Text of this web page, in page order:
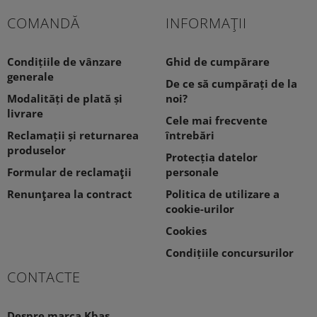
COMANDĂ
Condițiile de vânzare
generale
Modalități de plată și
livrare
Reclamații și returnarea
produselor
Formular de reclamaţii
Renunţarea la contract
INFORMAŢII
Ghid de cumpărare
De ce să cumpărați de la
noi?
Cele mai frecvente
întrebări
Protecția datelor
personale
Politica de utilizare a
cookie-urilor
Cookies
Condițiile concursurilor
CONTACTE